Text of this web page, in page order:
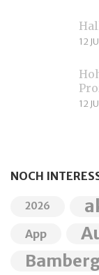
12
12
NOCH
2026
App